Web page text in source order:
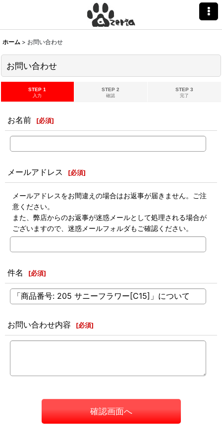
ホーム > お問い合わせ
お問い合わせ
STEP 1
入力
STEP 2
確認
STEP 3
完了
お名前 [必須]
メールアドレス [必須]
メールアドレスをお間違えの場合はお返事が届きません。ご注
意ください。
また、弊店からのお返事が迷惑メールとして処理される場合が
ございますので、迷惑メールフォルダもご確認ください。
件名 [必須]
お問い合わせ内容 [必須]
確認画面へ